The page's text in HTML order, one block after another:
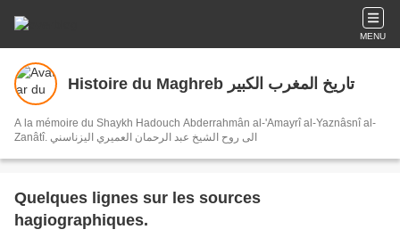
MENU
Histoire du Maghreb تاريخ المغرب الكبير
A la mémoire du Shaykh Hadouch Abderrahmân al-'Amayrî al-Yaznâsnî al-
Zanâtî. الى روح الشيخ عبد الرحمان العميري اليزناسني
Quelques lignes sur les sources
hagiographiques.